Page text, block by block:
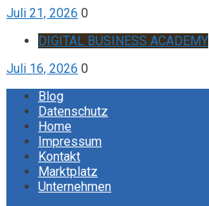
Juli 21, 2026 0
DIGITAL BUSINESS ACADEMY
Juli 16, 2026 0
Blog
Datenschutz
Home
Impressum
Kontakt
Marktplatz
Unternehmen